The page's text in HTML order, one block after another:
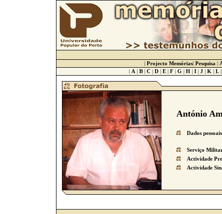
| Projecto Memórias| Pesquisa |
| A | B| C| D| E| F| G| H| I| J | K | L
António
Dados
Serviço
Actividade
Actividade